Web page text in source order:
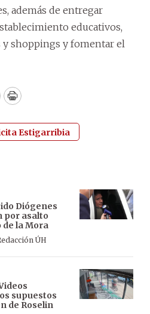
además de entregar
educativos,
shoppings y fomentar el
Print
Estigarribia
Diógenes
por asalto
la Mora
ÚH
supuestos
de Roselin